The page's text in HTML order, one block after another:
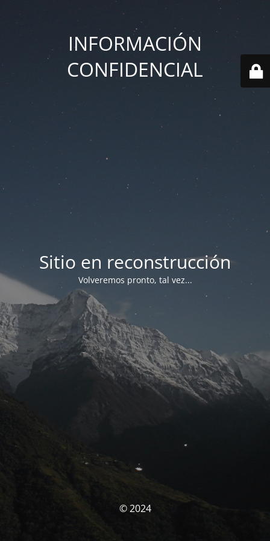
INFORMACIÓN
CONFIDENCIAL
Sitio en reconstrucción
Volveremos pronto, tal vez...
© 2024